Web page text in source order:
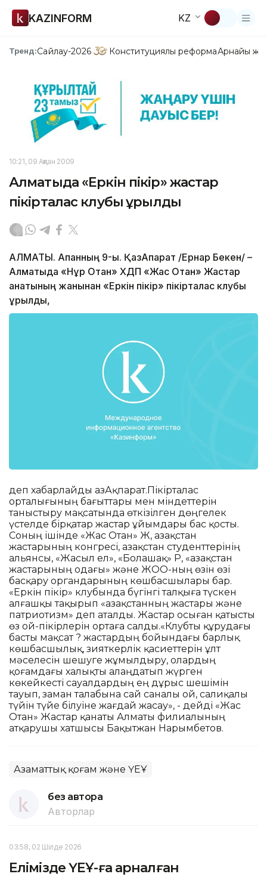
KAZINFORM KZ
Тренд:Сайлау-2026 Конституциялық реформаАрнайы
10:21, 09 Ақпан 2009
Алматыда «Еркін пікір» жастар
пікірталас клубы құрылды
АЛМАТЫ. Ақпанның 9-ы. ҚазАқпарат /Ернар Бекен/ –
Алматыда «Нұр Отан» ХДП «Жас Отан» Жастар
қанатының жанынан «Еркін пікір» пікірталас клубы
құрылды,
деп хабарлайды ҚазАқпарат.Пікірталас
орталығының бағыттары мен міндеттерін
таныстыру мақсатында өткізілген дөңгелек
үстелде бірқатар жастар ұйымдары бас қосты.
Соның ішінде «Жас Отан» ЖҚ, Қазақстан
жастарының конгресі, Қазақстан студенттерінің
альянсы, «Жасыл ел», «Болашақ» РҚ, «Қазақстан
жастарының одағы» және ЖОО-ның өзін өзі
басқару органдарының көшбасшылары бар.
«Еркін пікір» клубында бүгінгі талқыға түскен
алғашқы тақырып «Қазақстанның жастары және
патриотизм» деп аталды. Жастар осыған қатысты
өз ой-пікірлерін ортаға салды.«Клубты құрудағы
басты мақсат ? жастардың бойындағы барлық
көшбасшылық, зияткерлік қасиеттерін ұлт
мәселесін шешуге жұмылдыру, олардың
қоғамдағы халықты алаңдатып жүрген
көкейкесті сауалдардың ең дұрыс шешімін
тауып, заман талабына сай саналы ой, салиқалы
түйін түйе білуіне жағдай жасау», - дейді «Жас
Отан» Жастар қанаты Алматы филиалының
атқарушы хатшысы Бақытжан Нарымбетов.
Азаматтық қоғам және ҮЕҰ
без автора
Авторлар
03:58, 02 Шілде 2026
Елімізде ҮЕҰ-ға арналған